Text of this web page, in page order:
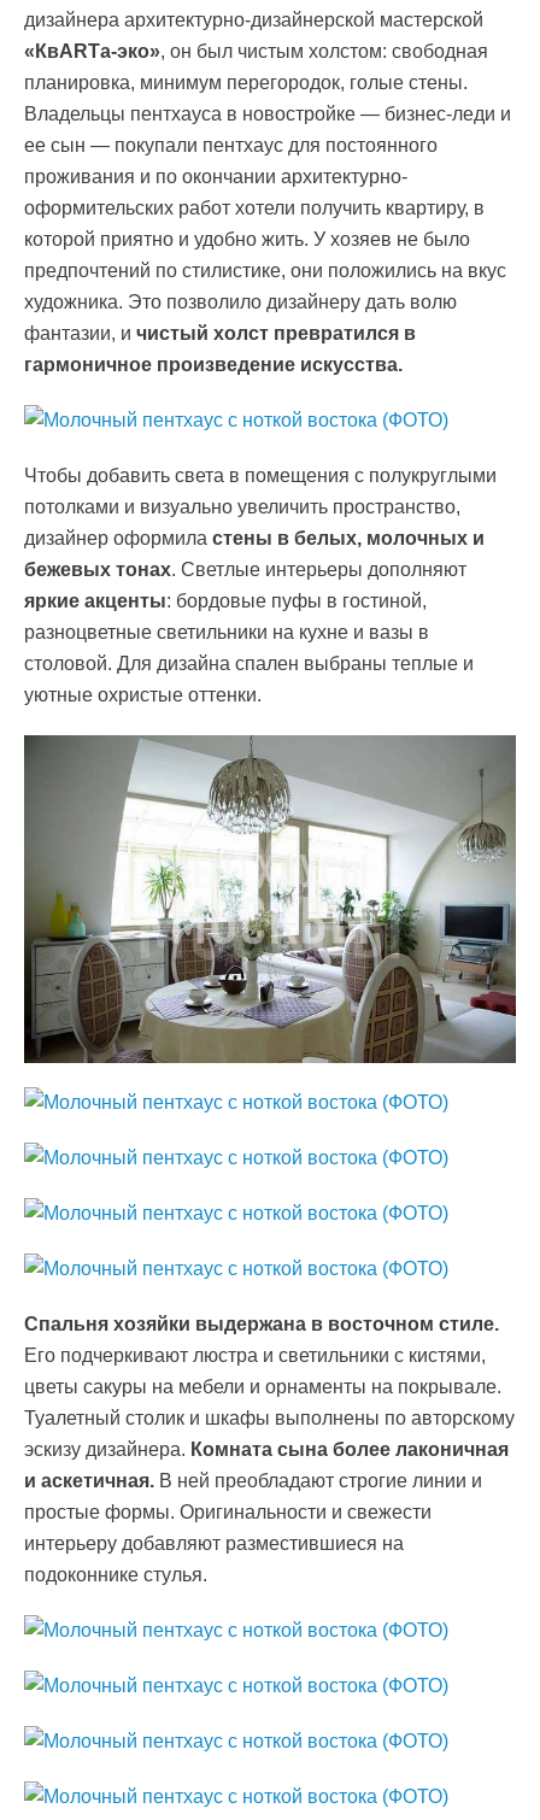
дизайнера архитектурно-дизайнерской мастерской
«КвARTа-эко», он был чистым холстом: свободная
планировка, минимум перегородок, голые стены.
Владельцы пентхауса в новостройке — бизнес-леди и
ее сын — покупали пентхаус для постоянного
проживания и по окончании архитектурно-
оформительских работ хотели получить квартиру, в
которой приятно и удобно жить. У хозяев не было
предпочтений по стилистике, они положились на вкус
художника. Это позволило дизайнеру дать волю
фантазии, и чистый холст превратился в
гармоничное произведение искусства.
Чтобы добавить света в помещения с полукруглыми
потолками и визуально увеличить пространство,
дизайнер оформила стены в белых, молочных и
бежевых тонах. Светлые интерьеры дополняют
яркие акценты: бордовые пуфы в гостиной,
разноцветные светильники на кухне и вазы в
столовой. Для дизайна спален выбраны теплые и
уютные охристые оттенки.
Спальня хозяйки выдержана в восточном стиле.
Его подчеркивают люстра и светильники с кистями,
цветы сакуры на мебели и орнаменты на покрывале.
Туалетный столик и шкафы выполнены по авторскому
эскизу дизайнера. Комната сына более лаконичная
и аскетичная. В ней преобладают строгие линии и
простые формы. Оригинальности и свежести
интерьеру добавляют разместившиеся на
подоконнике стулья.